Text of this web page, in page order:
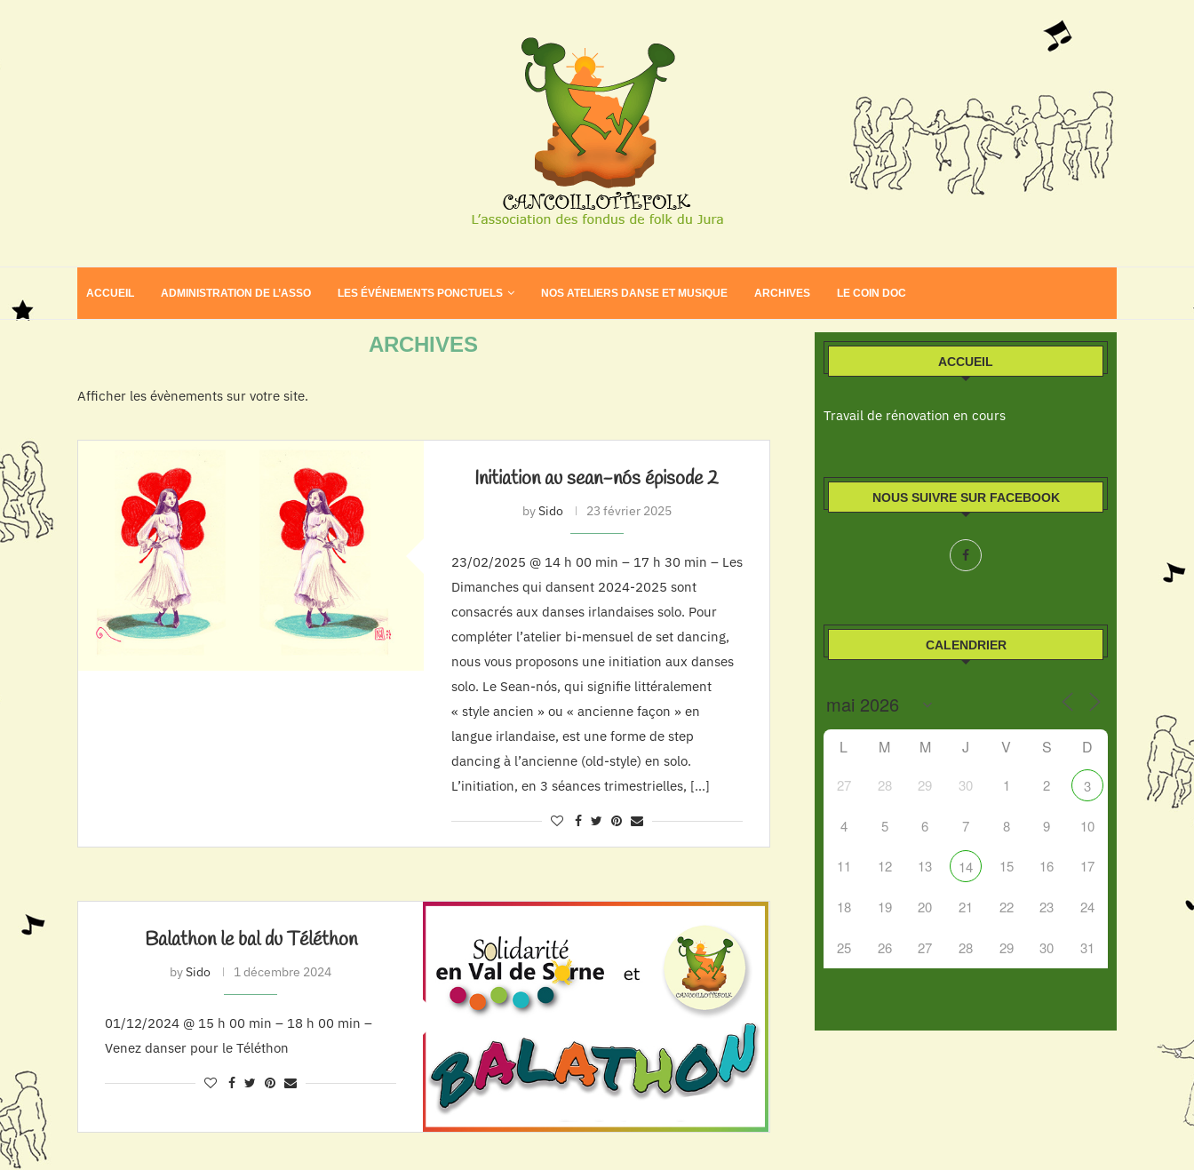
ACCUEIL ADMINISTRATION DE L’ASSO LES ÉVÉNEMENTS PONCTUELS NOS ATELIERS DANSE ET MUSIQUE ARCHIVES LE COIN DOC
ARCHIVES
Afficher les évènements sur votre site.
Initiation au sean-nós épisode 2
bySido 23 février 2025
23/02/2025 @ 14 h 00 min – 17 h 30 min – Les
Dimanches qui dansent 2024-2025 sont
consacrés aux danses irlandaises solo. Pour
compléter l’atelier bi-mensuel de set dancing,
nous vous proposons une initiation aux danses
solo. Le Sean-nós, qui signifie littéralement
« style ancien » ou « ancienne façon » en
langue irlandaise, est une forme de step
dancing à l’ancienne (old-style) en solo.
L’initiation, en 3 séances trimestrielles, […]
Balathon le bal du Téléthon
bySido 1 décembre 2024
01/12/2024 @ 15 h 00 min – 18 h 00 min –
Venez danser pour le Téléthon
ACCUEIL
Travail de rénovation en cours
NOUS SUIVRE SUR FACEBOOK
CALENDRIER
L M M J V S D
27 28 29 30 1 2 3
4 5 6 7 8 9 10
11 12 13 14 15 16 17
18 19 20 21 22 23 24
25 26 27 28 29 30 31